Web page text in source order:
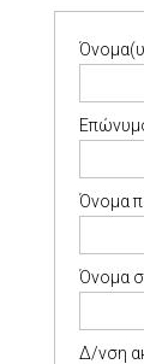
Όνομα
Όνομα
Δ/νση